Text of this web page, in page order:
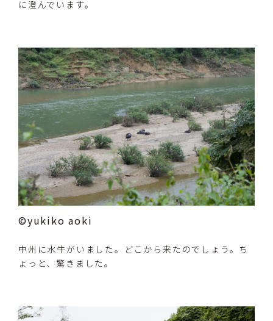
に澄んでいます。
©yukiko aoki
中州に水牛がいました。どこから来たのでしょう。ち
ょっと、驚きました。